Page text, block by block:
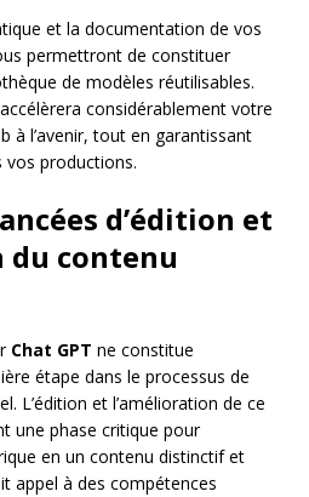
et la documentation de vos
permettront de constituer
de modèles réutilisables.
considérablement votre
à l’avenir, tout en garantissant
vos productions.
d’édition et
du contenu
Chat GPT ne constitue
étape dans le processus de
L’édition et l’amélioration de ce
une phase critique pour
en un contenu distinctif et
appel à des compétences